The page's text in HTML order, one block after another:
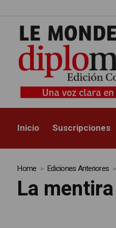
Inicio Suscripciones
Home Ediciones Anteriores
La